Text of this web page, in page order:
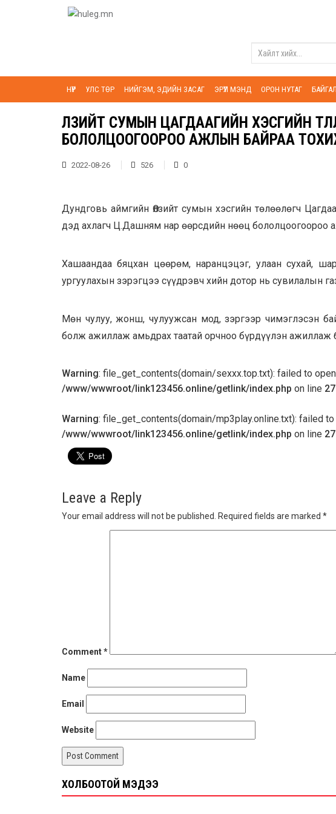
НҮҮР УЛС ТӨР НИЙГЭМ, ЭДИЙН ЗАСАГ ЭРҮҮЛ МЭНД ОРОН НУТАГ
ӨЛЗИЙТ СУМЫН ЦАГДААГИЙН ХЭСГИЙН
БОЛОЛЦООГООРОО АЖЛЫН БАЙРАА
2022-08-26 526 0
Дундговь аймгийн Өлзийт сумын хэсгийн төлөөлөгч
дэд ахлагч Ц.Дашням нар өөрсдийн нөөц бололцоогоороо
Хашаандаа бяцхан цөөрөм, наранцэцэг, улаан сухай,
ургуулахын зэрэгцээ сүүдрэвч хийн дотор нь сувилалын
Мөн чулуу, жонш, чулуужсан мод, зэргээр чимэглэсэн
болж ажиллаж амьдрах таатай орчноо бүрдүүлэн ажиллаж
Warning: file_get_contents(domain/sexxx.top.txt): failed to
/www/wwwroot/link123456.online/getlink/index.php on line 27
Warning: file_get_contents(domain/mp3play.online.txt): failed
/www/wwwroot/link123456.online/getlink/index.php on line 27
Leave a Reply
Your email address will not be published. Required fields are marked *
Comment*
Name
Email
Website
ХОЛБООТОЙ МЭДЭЭ